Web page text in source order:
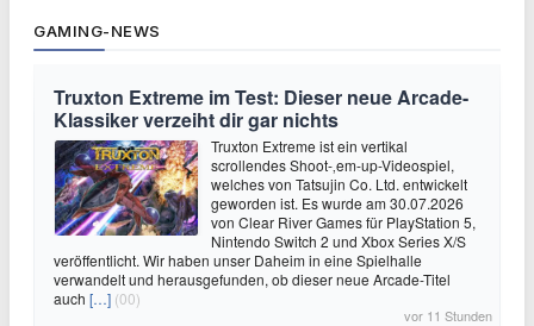
GAMING-NEWS
Truxton Extreme im Test: Dieser neue Arcade-
Klassiker verzeiht dir gar nichts
Truxton Extreme ist ein vertikal
scrollendes Shoot-‚em-up-Videospiel,
welches von Tatsujin Co. Ltd. entwickelt
geworden ist. Es wurde am 30.07.2026
von Clear River Games für PlayStation 5,
Nintendo Switch 2 und Xbox Series X/S
veröffentlicht. Wir haben unser Daheim in eine Spielhalle
verwandelt und herausgefunden, ob dieser neue Arcade-Titel
auch […] (00)
vor 11 Stunden